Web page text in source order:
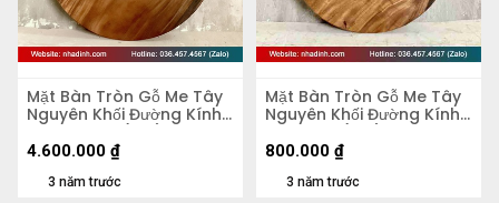
Mặt Bàn Tròn Gỗ Me Tây
Nguyên Khối Đường Kính
103 Dày 4,5 (cm)
3 năm trước
4.600.000 ₫
Mặt Bàn Tròn Gỗ Me Tây
Nguyên Khối Đường Kính
47 Dày 5 (cm)
3 năm trước
800.000 ₫